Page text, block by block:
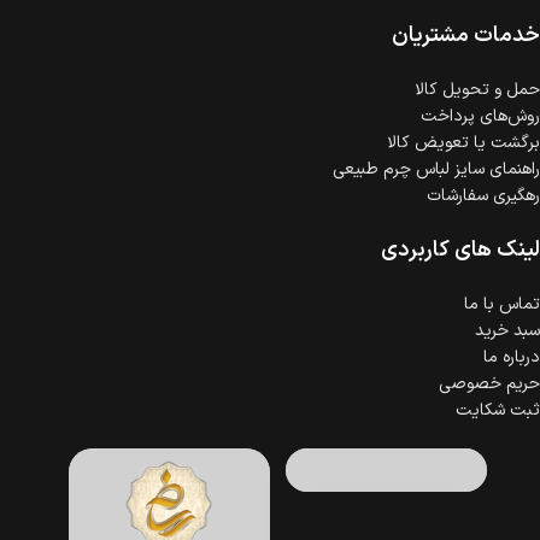
گارانتی معتبر برای تمامی محصولات ارائه می‌شود.خدمات مشتریان
حمل‌ و تحویل کالا
روش‌های پرداخت
برگشت یا تعویض کالا
راهنمای سایز لباس چرم طبیعی
رهگیری سفارشات
لینک های کاربردی
تماس با ما
سبد خرید
درباره ما
حریم خصوصی
ثبت شکایت